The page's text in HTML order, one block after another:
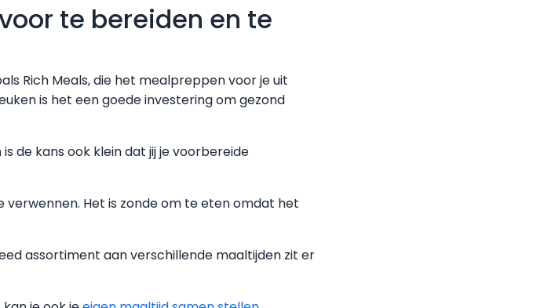
te bereiden en te
Rich Meals, die het mealpreppen voor je uit
is het een goede investering om gezond
de kans ook klein dat jij je voorbereide
Het is zonde om te eten omdat het
assortiment aan verschillende maaltijden zit er